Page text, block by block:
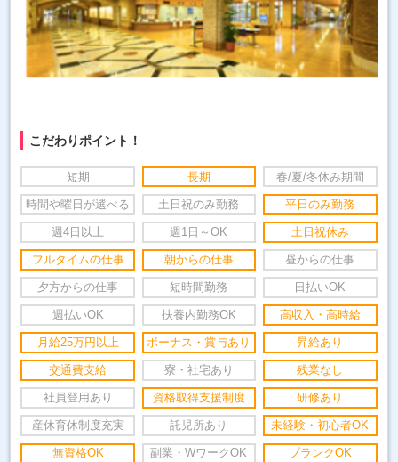
こだわりポイント！
短期 長期 春/夏/冬休み期間
時間や曜日が選べる 土日祝のみ勤務 平日のみ勤務
週4日以上 週1日～OK 土日祝休み
フルタイムの仕事 朝からの仕事 昼からの仕事
夕方からの仕事 短時間勤務 日払いOK
週払いOK 扶養内勤務OK 高収入・高時給
月給25万円以上 ボーナス・賞与あり 昇給あり
交通費支給 寮・社宅あり 残業なし
社員登用あり 資格取得支援制度 研修あり
産休育休制度充実 託児所あり 未経験・初心者OK
無資格OK 副業・WワークOK ブランクOK